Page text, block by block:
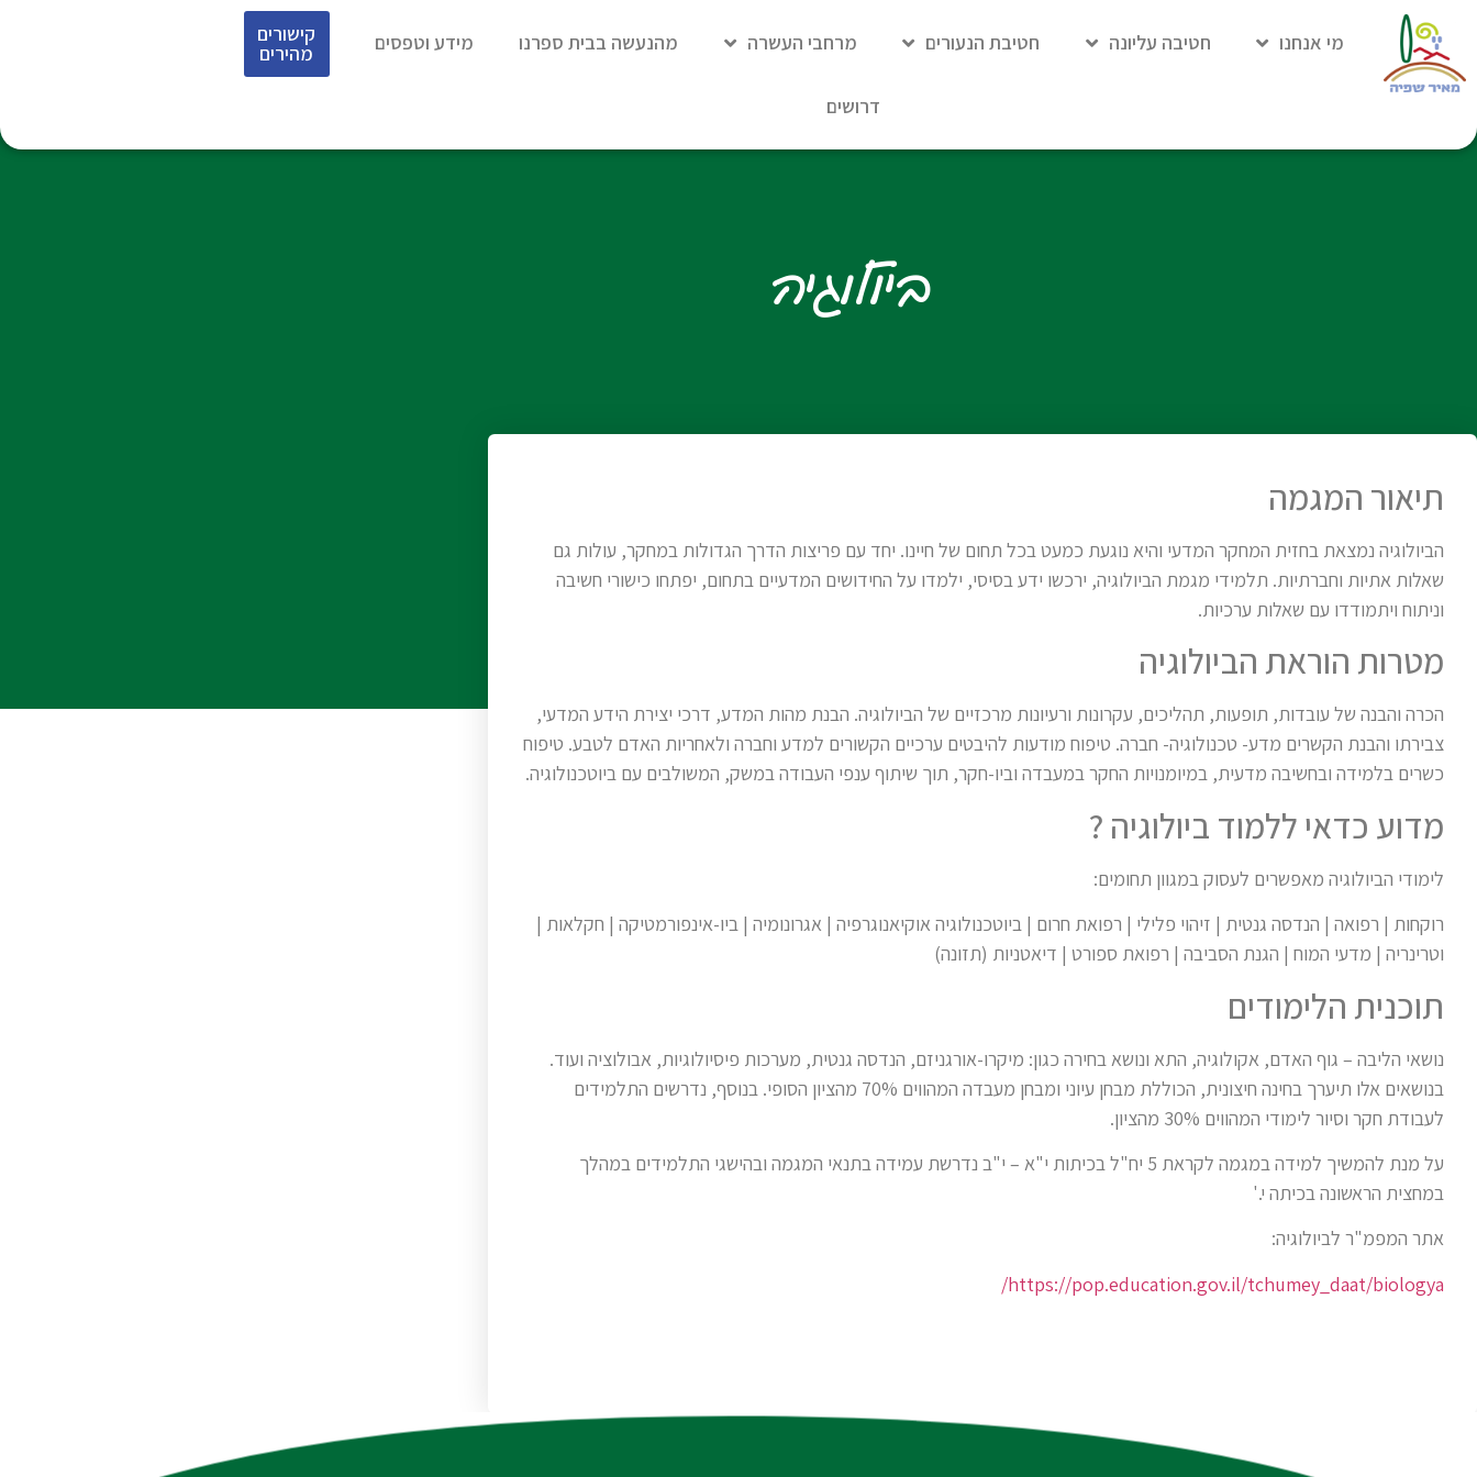
מי אנחנו חטיבה עליונה חטיבת הנעורים מרחבי העשרה מהנעשה בבית ספרנו מידע וטפסים
דרושים
קישורים
מהירים
ביולוגיה
תיאור המגמה
הביולוגיה נמצאת בחזית המחקר המדעי והיא נוגעת כמעט בכל תחום של חיינו. יחד עם פריצות הדרך הגדולות במחקר, עולות גם
שאלות אתיות וחברתיות. תלמידי מגמת הביולוגיה, ירכשו ידע בסיסי, ילמדו על החידושים המדעיים בתחום, יפתחו כישורי חשיבה
וניתוח ויתמודדו עם שאלות ערכיות.
מטרות הוראת הביולוגיה
הכרה והבנה של עובדות, תופעות, תהליכים, עקרונות ורעיונות מרכזיים של הביולוגיה. הבנת מהות המדע, דרכי יצירת הידע המדעי,
צבירתו והבנת הקשרים מדע- טכנולוגיה- חברה. טיפוח מודעות להיבטים ערכיים הקשורים למדע וחברה ולאחריות האדם לטבע. טיפוח
כשרים בלמידה ובחשיבה מדעית, במיומנויות החקר במעבדה וביו-חקר, תוך שיתוף ענפי העבודה במשק, המשולבים עם ביוטכנולוגיה.
מדוע כדאי ללמוד ביולוגיה ?
לימודי הביולוגיה מאפשרים לעסוק במגוון תחומים:
רוקחות | רפואה | הנדסה גנטית | זיהוי פלילי | רפואת חרום | ביוטכנולוגיה אוקיאנוגרפיה | אגרונומיה | ביו-אינפורמטיקה | חקלאות |
וטרינריה | מדעי המוח | הגנת הסביבה | רפואת ספורט | דיאטניות (תזונה)
תוכנית הלימודים
נושאי הליבה – גוף האדם, אקולוגיה, התא ונושא בחירה כגון: מיקרו-אורגניזם, הנדסה גנטית, מערכות פיסיולוגיות, אבולוציה ועוד.
בנושאים אלו תיערך בחינה חיצונית, הכוללת מבחן עיוני ומבחן מעבדה המהווים 70% מהציון הסופי. בנוסף, נדרשים התלמידים
לעבודת חקר וסיור לימודי המהווים 30% מהציון.
על מנת להמשיך למידה במגמה לקראת 5 יח"ל בכיתות י"א – י"ב נדרשת עמידה בתנאי המגמה ובהישגי התלמידים במהלך
במחצית הראשונה בכיתה י.'
אתר המפמ"ר לביולוגיה:
https://pop.education.gov.il/tchumey_daat/biologya/